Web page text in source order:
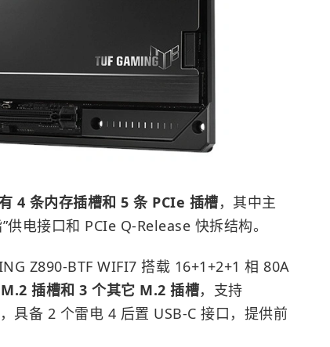
4 条内存插槽和 5 条 PCIe 插槽，其中主
供电接口和 PCIe Q-Release 快拆结构。
Z890-BTF WIFI7 搭载 16+1+2+1 相 80A
插槽和 3 个其它 M.2 插槽，支持
具备 2 个雷电 4 后置 USB-C 接口，提供前